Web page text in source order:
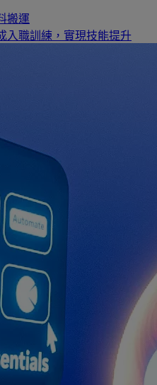
搬運
入職訓練，實現技能提升